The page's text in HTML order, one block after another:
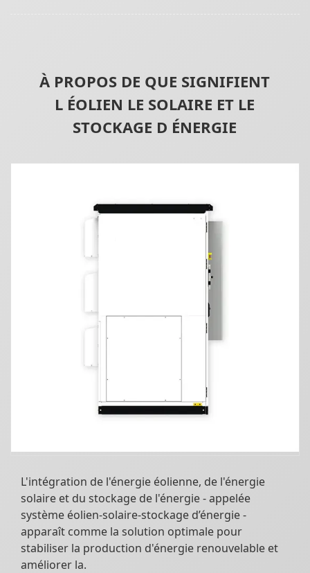
À PROPOS DE QUE SIGNIFIENT
L ÉOLIEN LE SOLAIRE ET LE
STOCKAGE D ÉNERGIE
L'intégration de l'énergie éolienne, de l'énergie
solaire et du stockage de l'énergie - appelée
système éolien-solaire-stockage d’énergie -
apparaît comme la solution optimale pour
stabiliser la production d'énergie renouvelable et
améliorer la.